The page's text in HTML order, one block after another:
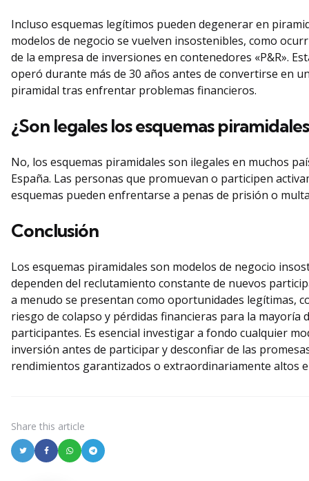
Incluso esquemas legítimos pueden degenerar en
modelos de negocio se vuelven insostenibles, como
de la empresa de inversiones en contenedores «P&R».
operó durante más de 30 años antes de convertirse en
piramidal tras enfrentar problemas financieros.
¿Son legales los esquemas
No, los esquemas piramidales son ilegales en muchos
España. Las personas que promuevan o participen
esquemas pueden enfrentarse a penas de prisión o
Conclusión
Los esquemas piramidales son modelos de negocio
dependen del reclutamiento constante de nuevos
a menudo se presentan como oportunidades legítimas,
riesgo de colapso y pérdidas financieras para la mayoría
participantes. Es esencial investigar a fondo cualquier
inversión antes de participar y desconfiar de las
rendimientos garantizados o extraordinariamente altos
Share this article